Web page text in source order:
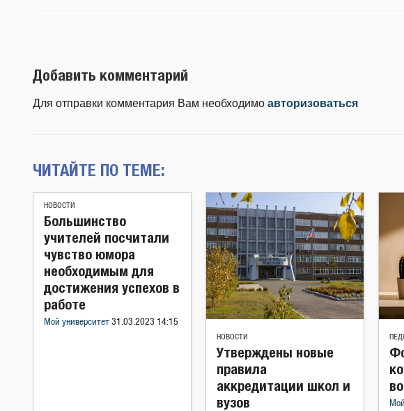
Добавить комментарий
Для отправки комментария Вам необходимо авторизоваться
ЧИТАЙТЕ ПО ТЕМЕ:
НОВОСТИ
Большинство
учителей посчитали
чувство юмора
необходимым для
достижения успехов в
работе
Мой университет 31.03.2023 14:15
НОВОСТИ
Утверждены новые
правила
аккредитации школ и
вузов